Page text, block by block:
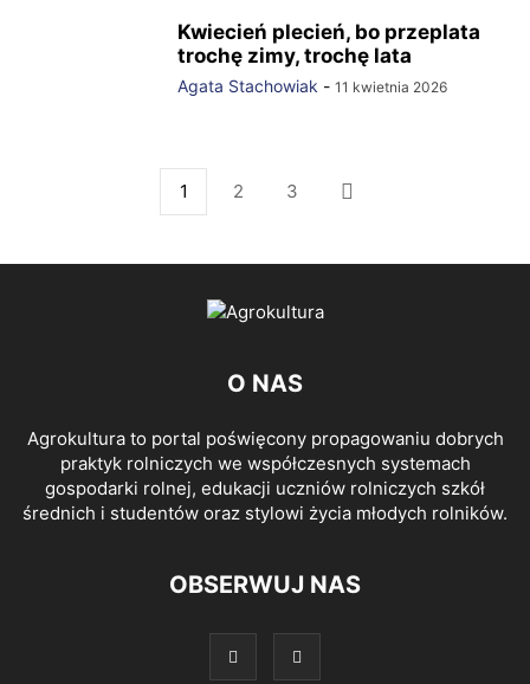
Kwiecień plecień, bo przeplata
trochę zimy, trochę lata
Agata Stachowiak - 11 kwietnia 2026
1 2 3
O NAS
Agrokultura to portal poświęcony propagowaniu dobrych
praktyk rolniczych we współczesnych systemach
gospodarki rolnej, edukacji uczniów rolniczych szkół
średnich i studentów oraz stylowi życia młodych rolników.
OBSERWUJ NAS